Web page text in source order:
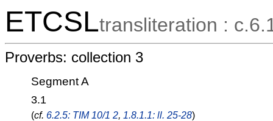
ETCSLtransliteration :
Proverbs: collection 3
Segment A
3.1
(cf. 6.2.5: TIM 10/1 2, 1.8.1.1: ll. 25-28)